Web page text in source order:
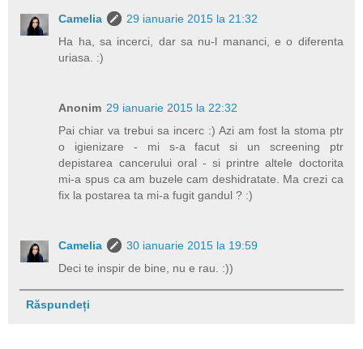
Camelia
29 ianuarie 2015 la 21:32
Ha ha, sa incerci, dar sa nu-l mananci, e o diferenta
uriasa. :)
Anonim 29 ianuarie 2015 la 22:32
Pai chiar va trebui sa incerc :) Azi am fost la stoma ptr
o igienizare - mi s-a facut si un screening ptr
depistarea cancerului oral - si printre altele doctorita
mi-a spus ca am buzele cam deshidratate. Ma crezi ca
fix la postarea ta mi-a fugit gandul ? :)
Camelia
30 ianuarie 2015 la 19:59
Deci te inspir de bine, nu e rau. :))
Răspundeți